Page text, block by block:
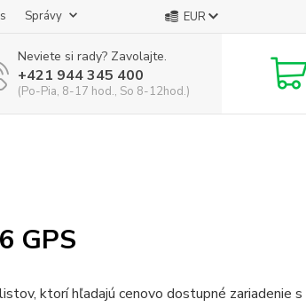
Správy EUR
Neviete si rady? Zavolajte.
+421 944 345 400
(Po-Pia, 8-17 hod., So 8-12hod.)
GPS
ktorí hľadajú cenovo dostupné zariadenie